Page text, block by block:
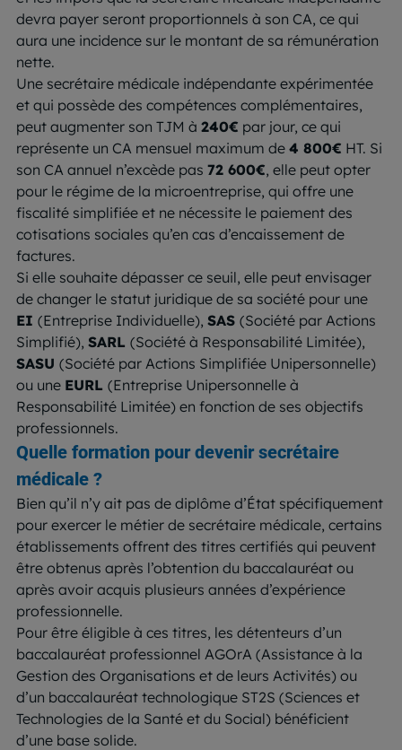
devra payer seront proportionnels à son CA, ce qui
aura une incidence sur le montant de sa rémunération
nette.
Une secrétaire médicale indépendante expérimentée
et qui possède des compétences complémentaires,
peut augmenter son TJM à 240€ par jour, ce qui
représente un CA mensuel maximum de 4 800€ HT. Si
son CA annuel n’excède pas 72 600€, elle peut opter
pour le régime de la microentreprise, qui offre une
fiscalité simplifiée et ne nécessite le paiement des
cotisations sociales qu’en cas d’encaissement de
factures.
Si elle souhaite dépasser ce seuil, elle peut envisager
de changer le statut juridique de sa société pour une
EI (Entreprise Individuelle), SAS (Société par Actions
Simplifié), SARL (Société à Responsabilité Limitée),
SASU (Société par Actions Simplifiée Unipersonnelle)
ou une EURL (Entreprise Unipersonnelle à
Responsabilité Limitée) en fonction de ses objectifs
professionnels.
Quelle formation pour devenir secrétaire
médicale ?
Bien qu’il n’y ait pas de diplôme d’État spécifiquement
pour exercer le métier de secrétaire médicale, certains
établissements offrent des titres certifiés qui peuvent
être obtenus après l’obtention du baccalauréat ou
après avoir acquis plusieurs années d’expérience
professionnelle.
Pour être éligible à ces titres, les détenteurs d’un
baccalauréat professionnel AGOrA (Assistance à la
Gestion des Organisations et de leurs Activités) ou
d’un baccalauréat technologique ST2S (Sciences et
Technologies de la Santé et du Social) bénéficient
d’une base solide.